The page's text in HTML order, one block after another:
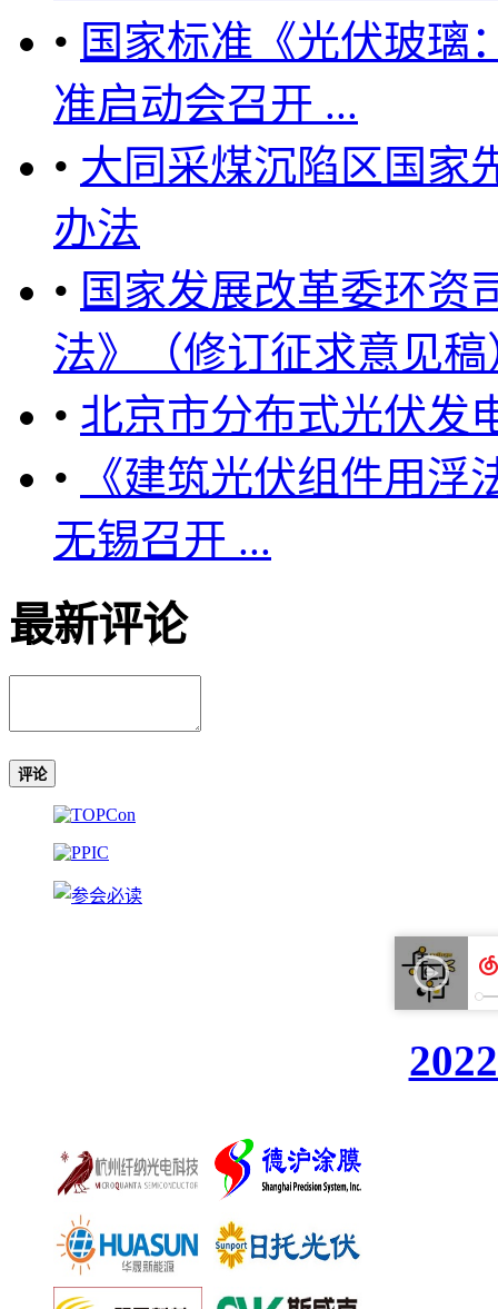
• 国家标准《光伏玻璃
准启动会召开 ...
• 大同采煤沉陷区国家
办法
• 国家发展改革委环资
法》（修订征求意见
• 北京市分布式光伏发
•
《建筑光伏组件用
无锡召开 ...
最新评论
评论